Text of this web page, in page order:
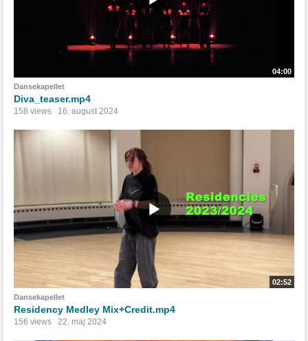
04:00
Dansekapellet
Diva_teaser.mp4
158 views 16. august 2024
02:52
Dansekapellet
Residency Medley Mix+Credit.mp4
156 views 22. maj 2024